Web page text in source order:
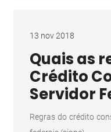
13 nov 2018
Quais as
Crédito
Servidor
Regras do crédito